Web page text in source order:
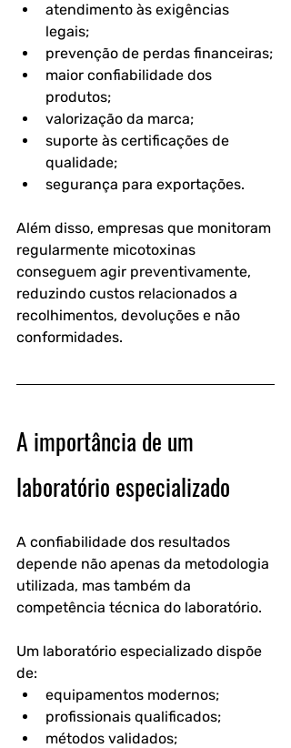
atendimento às exigências
legais;
prevenção de perdas financeiras;
maior confiabilidade dos
produtos;
valorização da marca;
suporte às certificações de
qualidade;
segurança para exportações.
Além disso, empresas que monitoram
regularmente micotoxinas
conseguem agir preventivamente,
reduzindo custos relacionados a
recolhimentos, devoluções e não
conformidades.
A importância de um
laboratório especializado
A confiabilidade dos resultados
depende não apenas da metodologia
utilizada, mas também da
competência técnica do laboratório.
Um laboratório especializado dispõe
de:
equipamentos modernos;
profissionais qualificados;
métodos validados;